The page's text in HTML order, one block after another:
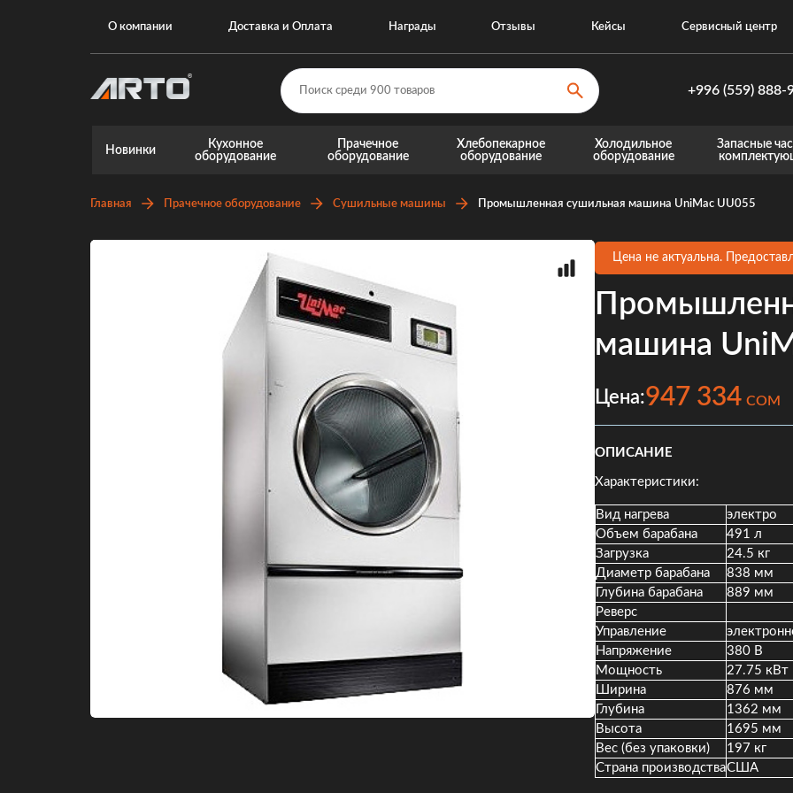
О компании Доставка и Оплата Награды Отзывы Кейсы Сервисный центр
+996 (559) 888-
+996 (559)
Новинки
Кухонное
оборудование
Прачечное
оборудование
Хлебопекарное
оборудование
Холодильное
оборудование
Запасные
Главная Прачечное оборудование Сушильные машины Промышленная сушильная машина UniMac UU055
Цена не актуальна.
машина
Цена:947 334 COM
ОПИСАНИЕ
Характеристики:
Вид нагрева
электро
Объем барабана
491 л
Загрузка
24.5 кг
Диаметр барабана
838 мм
Глубина барабана
889 мм
Реверс
Управление
Напряжение
380 В
Мощность
27.75 кВт
Ширина
876 мм
Глубина
1362 мм
Высота
1695 мм
Вес (без упаковки)
197 кг
Страна производстваСША